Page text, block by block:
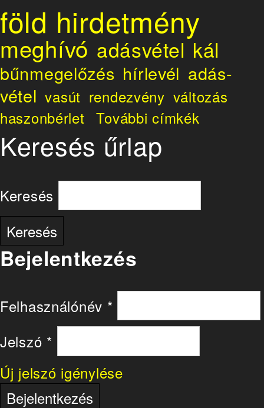
föld hirdetmény
meghívó adásvétel kál
bűnmegelőzés hírlevél adás-
vétel vasút rendezvény változás
haszonbérlet
További címkék
Keresés űrlap
Keresés
Bejelentkezés
Felhasználónév *
Jelszó *
Új jelszó igénylése